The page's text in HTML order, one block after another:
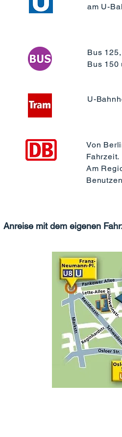
am U-
Bus
Bus 150
U-
Von
Fahrzeit.
Am
Anreise mit dem eigenen